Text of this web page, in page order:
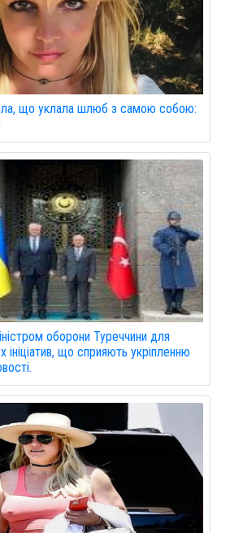
що уклала шлюб з самою собою:
оборони Туреччини для
ініціатив, що сприяють укріпленню